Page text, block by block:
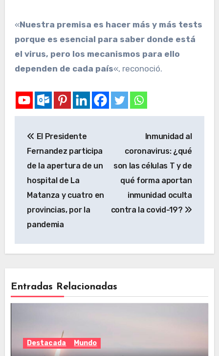
«Nuestra premisa es hacer más y más tests
porque es esencial para saber donde está
el virus, pero los mecanismos para ello
dependen de cada país«, reconoció.
El Presidente
Fernandez participa
de la apertura de un
hospital de La
Matanza y cuatro en
provincias, por la
pandemia
Inmunidad al
coronavirus: ¿qué
son las células T y de
qué forma aportan
inmunidad oculta
contra la covid-19?
Entradas Relacionadas
Destacada Mundo